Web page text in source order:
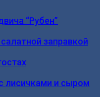
“Рубен”
заправкой
лисичками и сыром